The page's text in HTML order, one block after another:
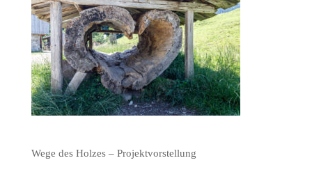
Wege des Holzes – Projektvorstellung